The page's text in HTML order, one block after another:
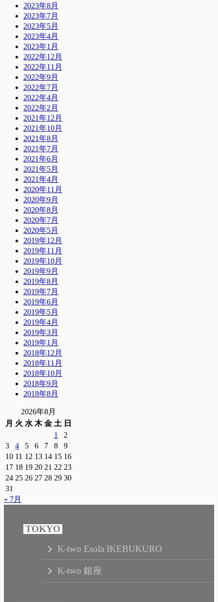
2023年8月
2023年7月
2023年5月
2023年4月
2023年1月
2022年12月
2022年11月
2022年9月
2022年7月
2022年4月
2022年2月
2021年12月
2021年10月
2021年8月
2021年7月
2021年6月
2021年5月
2021年4月
2020年11月
2020年9月
2020年8月
2020年7月
2020年5月
2019年12月
2019年11月
2019年10月
2019年9月
2019年8月
2019年7月
2019年6月
2019年5月
2019年4月
2019年3月
2019年1月
2018年12月
2018年11月
2018年10月
2018年9月
2018年8月
2026年8月
月 火 水 木 金 土 日
1
2
3
4 5 6 7 8
9
10 11 12 13 14 15 16
17 18 19 20 21 22 23
24 25 26 27 28 29 30
31
« 7月
K-two Esola IKEBUKURO
K-two 銀座